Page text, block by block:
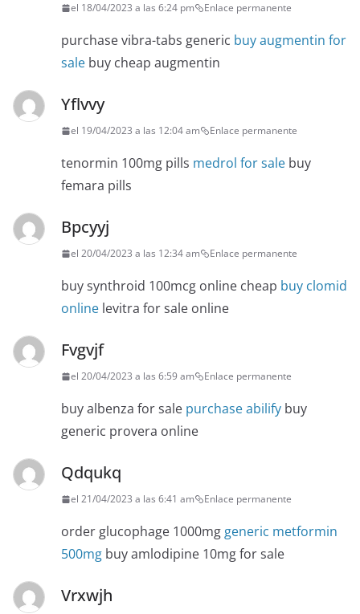
el 18/04/2023 a las 6:24 pm Enlace permanente
purchase vibra-tabs generic buy augmentin for
sale buy cheap augmentin
Yflvvy
el 19/04/2023 a las 12:04 am Enlace permanente
tenormin 100mg pills medrol for sale buy
femara pills
Bpcyyj
el 20/04/2023 a las 12:34 am Enlace permanente
buy synthroid 100mcg online cheap buy clomid
online levitra for sale online
Fvgvjf
el 20/04/2023 a las 6:59 am Enlace permanente
buy albenza for sale purchase abilify buy
generic provera online
Qdqukq
el 21/04/2023 a las 6:41 am Enlace permanente
order glucophage 1000mg generic metformin
500mg buy amlodipine 10mg for sale
Vrxwjh